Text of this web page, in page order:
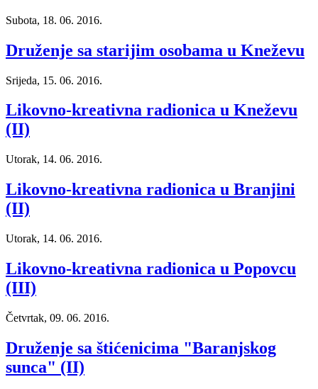
Subota, 18. 06. 2016.
Druženje sa starijim osobama u Kneževu
Srijeda, 15. 06. 2016.
Likovno-kreativna radionica u Kneževu
(II)
Utorak, 14. 06. 2016.
Likovno-kreativna radionica u Branjini
(II)
Utorak, 14. 06. 2016.
Likovno-kreativna radionica u Popovcu
(III)
Četvrtak, 09. 06. 2016.
Druženje sa štićenicima "Baranjskog
sunca" (II)